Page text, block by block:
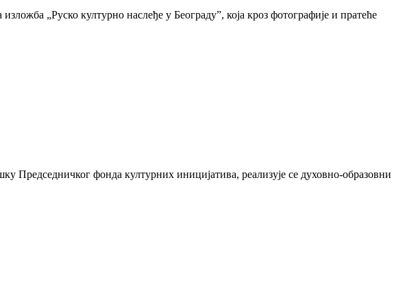
„Руско културно наслеђе у Београду”, која кроз фотографије и пратеће
Председничког фонда културних иницијатива, реализује се духовно-образовни